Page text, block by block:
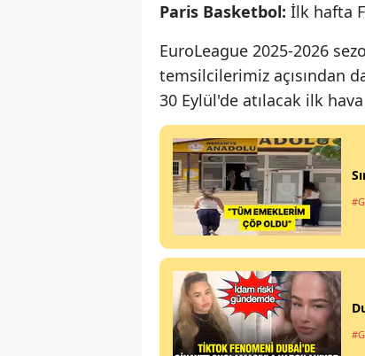
Paris Basketbol: İlk hafta
EuroLeague 2025-2026
temsilcilerimiz açısından
30 Eylül'de atılacak ilk hava